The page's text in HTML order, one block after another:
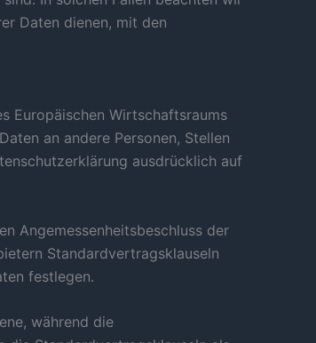
Daten dienen, mit den
Europäischen Wirtschaftsraums
an andere Personen, Stellen
ausdrücklich auf
Angemessenheitsbeschluss der
Standardvertragsklauseln
festlegen.
während die